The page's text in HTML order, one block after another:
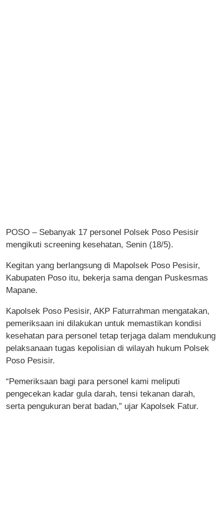
POSO – Sebanyak 17 personel Polsek Poso Pesisir
mengikuti screening kesehatan, Senin (18/5).
Kegitan yang berlangsung di Mapolsek Poso Pesisir,
Kabupaten Poso itu, bekerja sama dengan Puskesmas
Mapane.
Kapolsek Poso Pesisir, AKP Faturrahman mengatakan,
pemeriksaan ini dilakukan untuk memastikan kondisi
kesehatan para personel tetap terjaga dalam mendukung
pelaksanaan tugas kepolisian di wilayah hukum Polsek
Poso Pesisir.
“Pemeriksaan bagi para personel kami meliputi
pengecekan kadar gula darah, tensi tekanan darah,
serta pengukuran berat badan,” ujar Kapolsek Fatur.